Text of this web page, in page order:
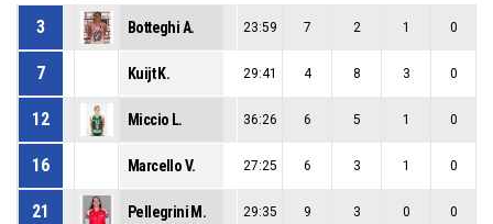
3 Botteghi A. 23:59 7 2 1 0
7 Kuijt K. 29:41 4 8 3 0
12 Miccio L. 36:26 6 5 1 0
16 Marcello V. 27:25 6 3 1 0
21 Pellegrini M. 29:35 9 3 0 0